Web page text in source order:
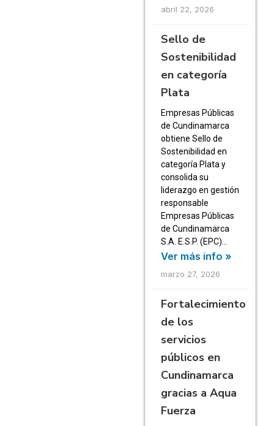
abril 22, 2026
Sello de
Sostenibilidad
en categoría
Plata
Empresas Públicas
de Cundinamarca
obtiene Sello de
Sostenibilidad en
categoría Plata y
consolida su
liderazgo en gestión
responsable
Empresas Públicas
de Cundinamarca
S.A. E.S.P. (EPC)…
Ver más info »
marzo 27, 2026
Fortalecimiento
de los
servicios
públicos en
Cundinamarca
gracias a Aqua
Fuerza